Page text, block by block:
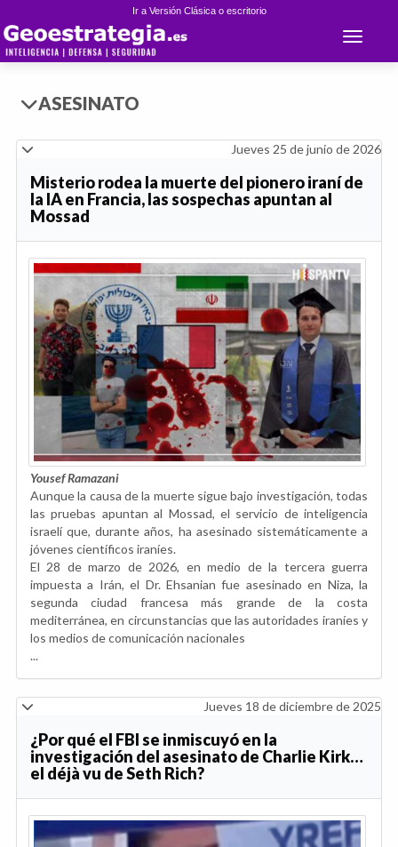
Ir a Versión Clásica o escritorio
Toggle
ASESINATO
Jueves 25 de junio de 2026
Misterio rodea la muerte del pionero iraní de
la IA en Francia, las sospechas apuntan al
Mossad
Yousef Ramazani
Aunque la causa de la muerte sigue bajo investigación, todas
las pruebas apuntan al Mossad, el servicio de inteligencia
israelí que, durante años, ha asesinado sistemáticamente a
jóvenes científicos iraníes.
El 28 de marzo de 2026, en medio de la tercera guerra
impuesta a Irán, el Dr. Ehsanian fue asesinado en Niza, la
segunda ciudad francesa más grande de la costa
mediterránea, en circunstancias que las autoridades iraníes y
los medios de comunicación nacionales
...
Jueves 18 de diciembre de 2025
¿Por qué el FBI se inmiscuyó en la
investigación del asesinato de Charlie Kirk…
el déjà vu de Seth Rich?